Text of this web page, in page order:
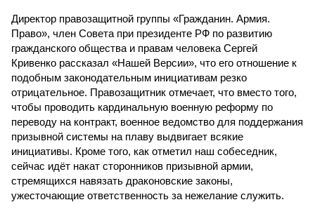
Директор правозащитной группы «Гражданин. Армия.
Право», член Совета при президенте РФ по развитию
гражданского общества и правам человека Сергей
Кривенко рассказал «Нашей Версии», что его отношение к
подобным законодательным инициативам резко
отрицательное. Правозащитник отмечает, что вместо того,
чтобы проводить кардинальную военную реформу по
переводу на контракт, военное ведомство для поддержания
призывной системы на плаву выдвигает всякие
инициативы. Кроме того, как отметил наш собеседник,
сейчас идёт накат сторонников призывной армии,
стремящихся навязать драконовские законы,
ужесточающие ответственность за нежелание служить.